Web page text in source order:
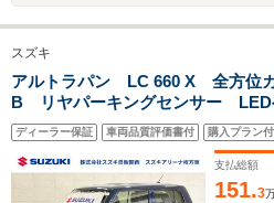
スズキ
アルトラパン LC 660 X 全方位
B リヤパーキングセンサー
ームアシスト アイドリングスト
ー セキュリティアラーム オー
手席エアバック ESP
ディーラー保証 車両品質評価書付 購入プラン付
支払総額
151.3